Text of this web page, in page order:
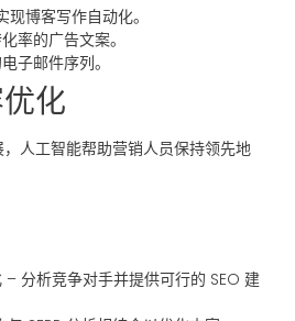
博客写作自动化。
率的广告文案。
子邮件序列。
化
人工智能帮助营销人员保持领先地
– 分析竞争对手并提供可行的 SEO 建